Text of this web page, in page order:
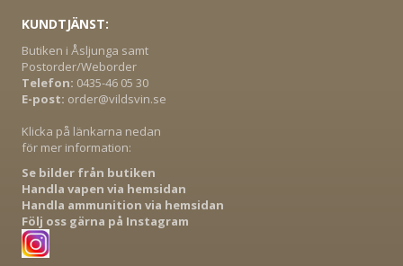
KUNDTJÄNST:
Butiken i Åsljunga samt
Postorder/Weborder
Telefon: 0435-46 05 30
E-post: order@vildsvin.se
Klicka på länkarna nedan
för mer information:
Se bilder från butiken
Handla vapen via hemsidan
Handla ammunition via hemsidan
Följ oss gärna på Instagram